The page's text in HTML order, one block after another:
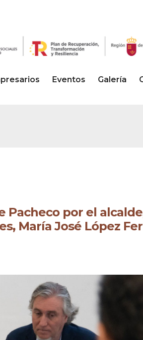
Eventos Galería
Pacheco por el
María José López